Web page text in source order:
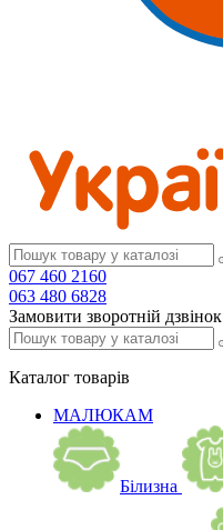
067 460 2160
063 480 6828
Замовити зворотній дзвінок
Каталог товарів
МАЛЮКАМ
Білизна